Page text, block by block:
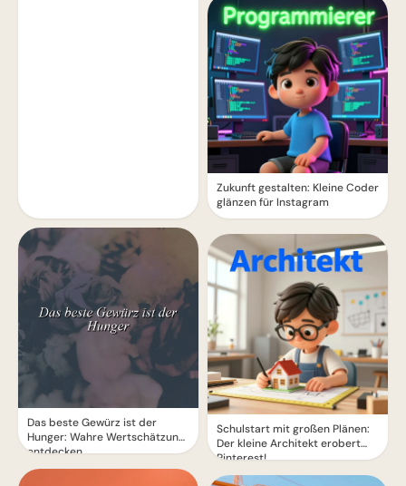
Das beste Gewürz ist der
Hunger: Wahre Wertschätzung
entdecken
Zukunft gestalten: Kleine Coder
glänzen für Instagram
Schulstart mit großen Plänen:
Der kleine Architekt erobert
Pinterest!